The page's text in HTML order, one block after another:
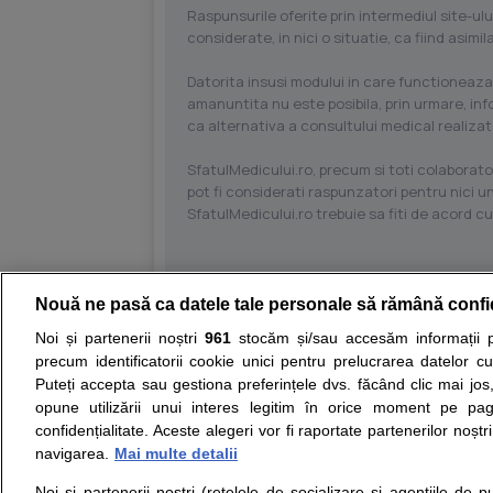
Raspunsurile oferite prin intermediul site-
considerate, in nici o situatie, ca fiind
Datorita insusi modului in care
amanuntita nu este posibila, prin urmare,
ca alternativa a consultului medical
SfatulMedicului.ro, precum si toti
pot fi considerati raspunzatori pentru nici
SfatulMedicului.ro trebuie sa fiti de acord cu
Resurse: Autoevaluare simptome
Opiniile avizate ale medicilor, sfaturile si orice
nici diagnosticul stabilit in urma investigatiilor si
ii punem la dispozitie pentru programare in
Nouă ne pasă ca datele tale personale să rămână
Noi și partenerii noștri 961stocăm și/sau accesăm informații
precum identificatorii cookie unici pentru prelucrarea datelor
Puteți accepta sau gestiona preferințele dvs. făcând clic mai
opune utilizării unui interes legitim în orice moment pe
confidențialitate. Aceste alegeri vor fi raportate partenerilor
navigarea.
Mai multe detalii